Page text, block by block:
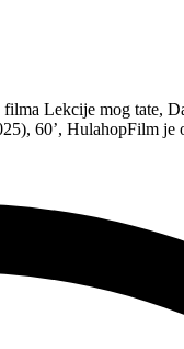
Lekcije mog tate,
60’, HulahopFilm